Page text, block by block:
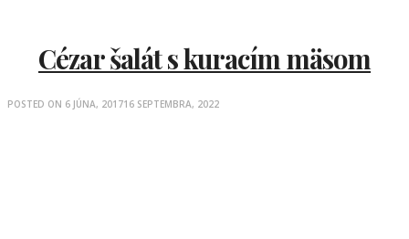
Cézar šalát s kuracím mäsom
POSTED ON 6 JÚNA, 201716 SEPTEMBRA, 2022